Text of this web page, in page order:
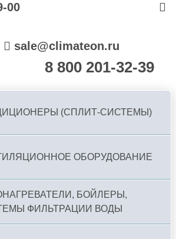
00
sale@climateon.ru
8 800 201-32-39
(СПЛИТ-СИСТЕМЫ)
ОБОРУДОВАНИЕ
БОЙЛЕРЫ,
ФИЛЬТРАЦИИ ВОДЫ